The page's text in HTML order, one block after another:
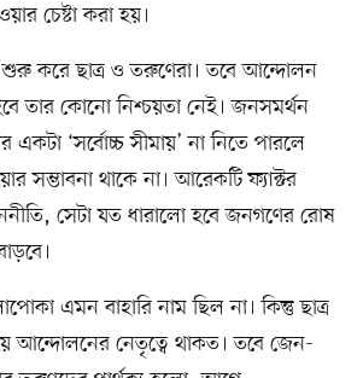
চেষ্টা করা হয়।
করে ছাত্র ও তরুণেরা। তবে আন্দোলন
তার কোনো নিশ্চয়তা নেই। জনসমর্থন
‘সর্বোচ্চ সীমায়’ না নিতে পারলে
থাকে না। আরেকটি ফ্যাক্টর
সেটা যত ধারালো হবে জনগণের রোষ
এমন বাহারি নাম ছিল না। কিন্তু ছাত্র
আন্দোলনের নেতৃত্বে থাকত। তবে জেন-